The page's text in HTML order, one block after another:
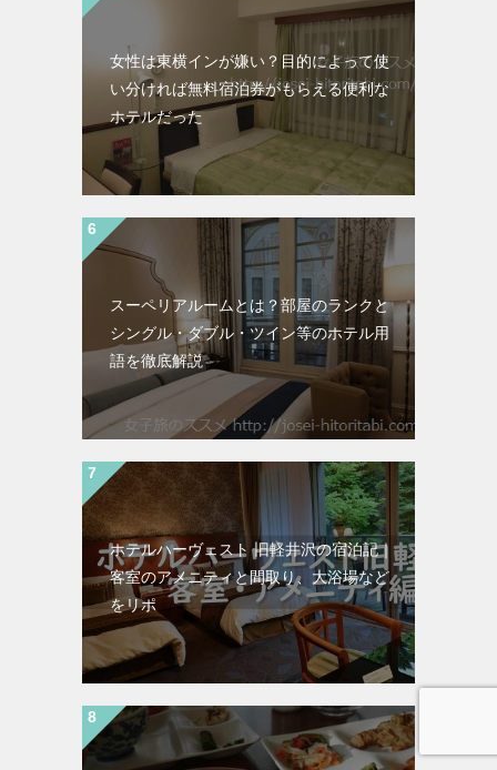
女性は東横インが嫌い？目的によって使
い分ければ無料宿泊券がもらえる便利な
ホテルだった
スーペリアルームとは？部屋のランクと
シングル・ダブル・ツイン等のホテル用
語を徹底解説
ホテルハーヴェスト 旧軽井沢の宿泊記｜
客室のアメニティと間取り、大浴場など
をリポ